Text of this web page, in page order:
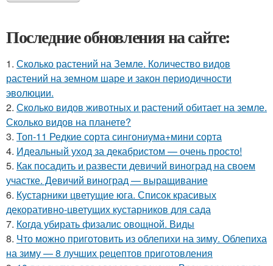
Последние обновления на сайте:
1. Сколько растений на Земле. Количество видов
растений на земном шаре и закон периодичности
эволюции.
2. Сколько видов животных и растений обитает на земле.
Сколько видов на планете?
3. Топ-11 Редкие сорта сингониума+мини сорта
4. Идеальный уход за декабристом — очень просто!
5. Как посадить и развести девичий виноград на своем
участке. Девичий виноград — выращивание
6. Кустарники цветущие юга. Список красивых
декоративно-цветущих кустарников для сада
7. Когда убирать физалис овощной. Виды
8. Что можно приготовить из облепихи на зиму. Облепиха
на зиму — 8 лучших рецептов приготовления